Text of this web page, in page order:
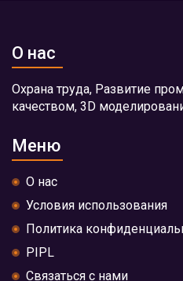
О нас
Охрана труда, Развитие
качеством, 3D
Меню
О нас
Условия использования
Политика
PIPL
Связаться с нами